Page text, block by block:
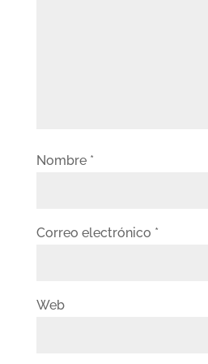
Nombre *
Correo electrónico *
Web